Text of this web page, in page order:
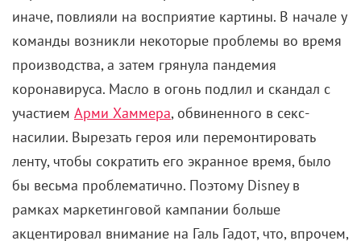
коронавируса. Масло в огонь подлил и скандал с
участием Арми Хаммера, обвиненного в секс-
насилии. Вырезать героя или перемонтировать
ленту, чтобы сократить его экранное время, было
бы весьма проблематично. Поэтому Disney в
рамках маркетинговой кампании больше
акцентировал внимание на Галь Гадот, что, впрочем,
только добавило негатива вокруг картины. Уже
тогда интернет-аудитория активно критиковала
актерские навыки звезды и клепала один мем за